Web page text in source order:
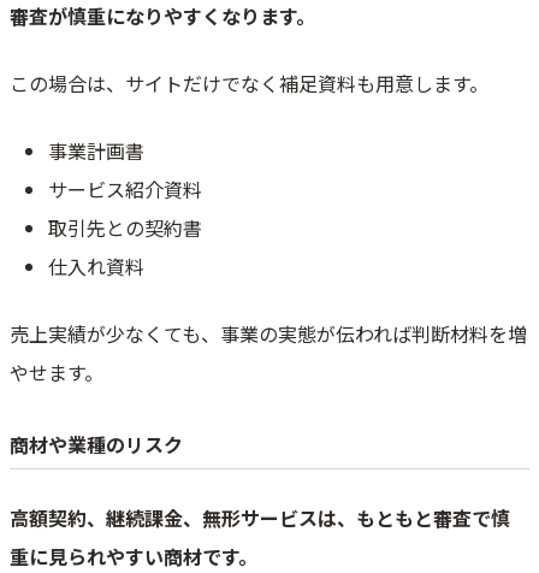
審査が慎重になりやすくなります。
この場合は、サイトだけでなく補足資料も用意します。
事業計画書
サービス紹介資料
取引先との契約書
仕入れ資料
売上実績が少なくても、事業の実態が伝われば判断材料を増
やせます。
商材や業種のリスク
高額契約、継続課金、無形サービスは、もともと審査で慎
重に見られやすい商材です。